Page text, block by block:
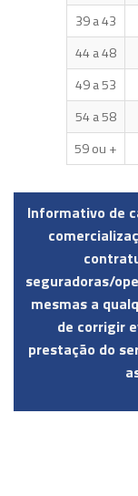
39 a 43
44 a 48
49 a 53
54 a 58
59 ou +
Informativo de
seguradoras/
mesmas a
de corrigir
prestação do